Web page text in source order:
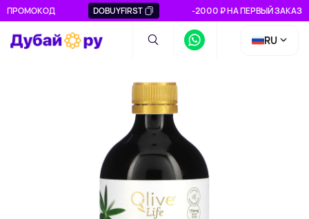
ПРОМОКОД DOBUYFIRST -2000 ₽ НА ПЕРВЫЙ ЗАКАЗ
RU